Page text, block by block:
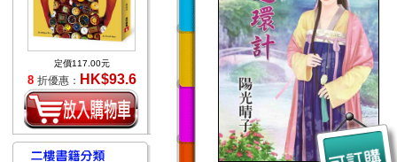
定價117.00元
8 折優惠： HK$93.6